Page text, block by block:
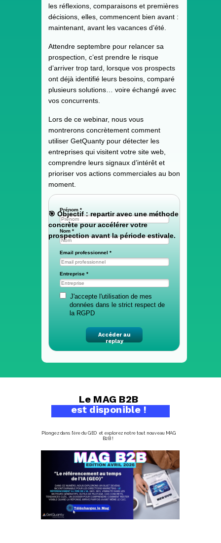
Prénom *
Nom *
Email professionnel *
Entreprise *
J'accepte l'utilisation de mes
données dans le strict respect de
la RGPD
Accéder au
replay
les réflexions, comparaisons et premières
décisions, elles, commencent bien avant :
maintenant, avant les vacances d’été.
Attendre septembre pour relancer sa
prospection, c’est prendre le risque
d’arriver trop tard, lorsque vos prospects
ont déjà identifié leurs besoins, comparé
plusieurs solutions… voire échangé avec
vos concurrents.
Lors de ce webinar, nous vous
montrerons concrètement comment
utiliser GetQuanty pour détecter les
entreprises qui visitent votre site web,
comprendre leurs signaux d’intérêt et
prioriser vos actions commerciales au bon
moment.
🎯 Objectif : repartir avec une méthode
concrète pour accélérer votre
prospection avant la période estivale.
Le MAG B2B
est disponible !
Plongez dans l'ère du GEO et explorez notre tout nouveau MAG
B2B !